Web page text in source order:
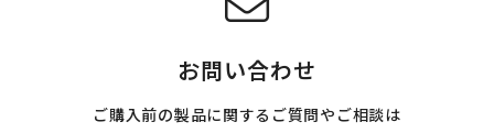
お問い合わせ
ご購入前の製品に関するご質問やご相談は